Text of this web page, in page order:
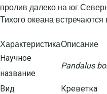
пролив далеко на юг
Тихого океана
ХарактеристикаОписание
Научное
название
Pandalus
Вид Креветка